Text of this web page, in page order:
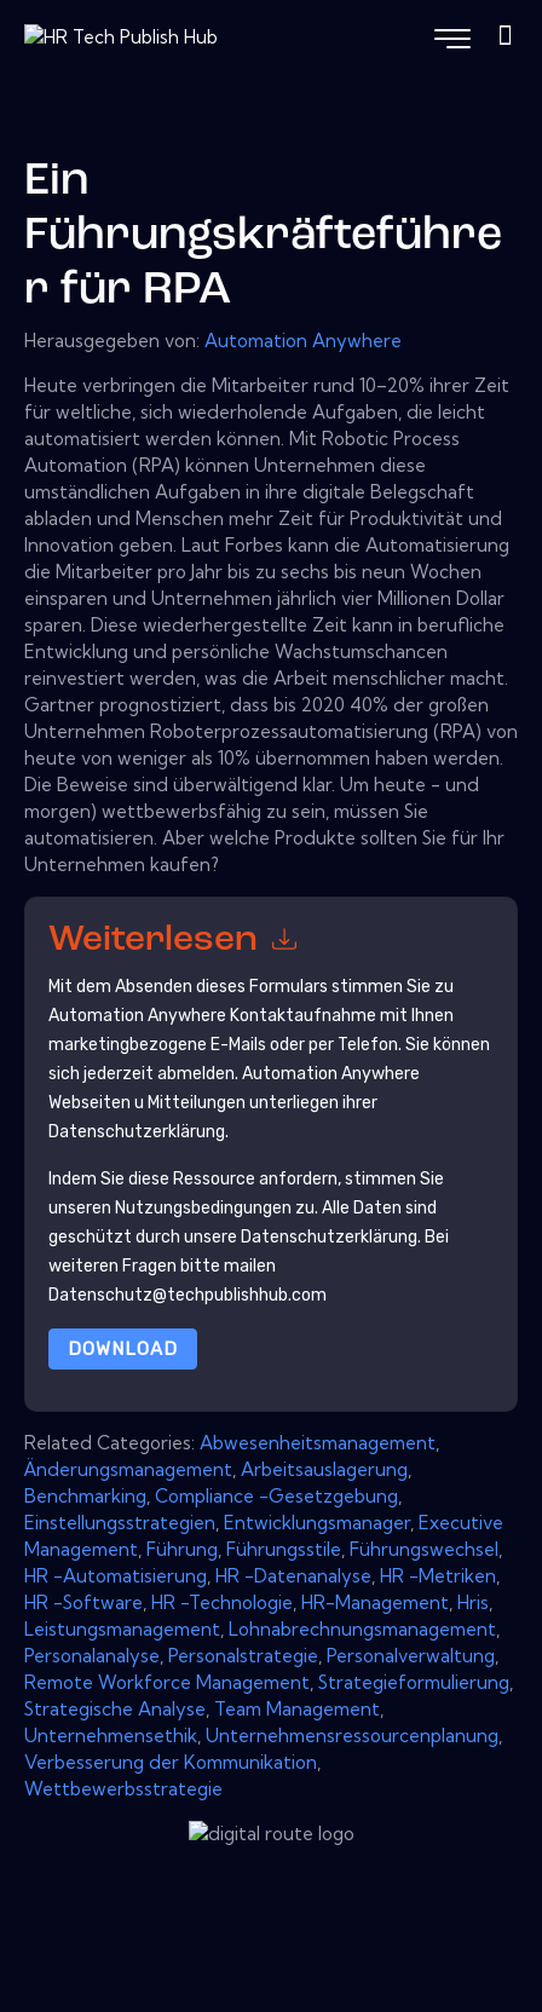
Ein
Führungskräfteführe
r für RPA
Herausgegeben von: Automation Anywhere
Heute verbringen die Mitarbeiter rund 10–20% ihrer Zeit
für weltliche, sich wiederholende Aufgaben, die leicht
automatisiert werden können. Mit Robotic Process
Automation (RPA) können Unternehmen diese
umständlichen Aufgaben in ihre digitale Belegschaft
abladen und Menschen mehr Zeit für Produktivität und
Innovation geben. Laut Forbes kann die Automatisierung
die Mitarbeiter pro Jahr bis zu sechs bis neun Wochen
einsparen und Unternehmen jährlich vier Millionen Dollar
sparen. Diese wiederhergestellte Zeit kann in berufliche
Entwicklung und persönliche Wachstumschancen
reinvestiert werden, was die Arbeit menschlicher macht.
Gartner prognostiziert, dass bis 2020 40% der großen
Unternehmen Roboterprozessautomatisierung (RPA) von
heute von weniger als 10% übernommen haben werden.
Die Beweise sind überwältigend klar. Um heute - und
morgen) wettbewerbsfähig zu sein, müssen Sie
automatisieren. Aber welche Produkte sollten Sie für Ihr
Unternehmen kaufen?
Weiterlesen
Mit dem Absenden dieses Formulars stimmen Sie zu
Automation Anywhere Kontaktaufnahme mit Ihnen
marketingbezogene E-Mails oder per Telefon. Sie können
sich jederzeit abmelden. Automation Anywhere
Webseiten u Mitteilungen unterliegen ihrer
Datenschutzerklärung.
Indem Sie diese Ressource anfordern, stimmen Sie
unseren Nutzungsbedingungen zu. Alle Daten sind
geschützt durch unsere Datenschutzerklärung. Bei
weiteren Fragen bitte mailen
Datenschutz@techpublishhub.com
DOWNLOAD
Related Categories: Abwesenheitsmanagement
Änderungsmanagement Arbeitsauslagerung
Benchmarking Compliance -Gesetzgebung
Einstellungsstrategien Entwicklungsmanager, Executive
Management Führung Führungsstile Führungswechsel
HR -Automatisierung HR -Datenanalyse HR -Metriken
HR -Software HR -Technologie HR-Management Hris
Leistungsmanagement Lohnabrechnungsmanagement
Personalanalyse Personalstrategie Personalverwaltung
Remote Workforce Management Strategieformulierung
Strategische Analyse Team Management
Unternehmensethik Unternehmensressourcenplanung
Verbesserung der Kommunikation
Wettbewerbsstrategie